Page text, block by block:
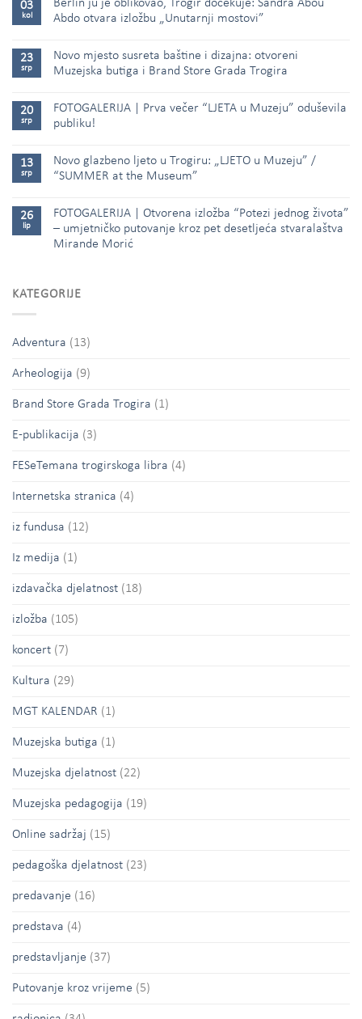
03
kol
Berlin ju je oblikovao, Trogir dočekuje: Sandra Abou
Abdo otvara izložbu „Unutarnji mostovi”
23
srp
Novo mjesto susreta baštine i dizajna: otvoreni
Muzejska butiga i Brand Store Grada Trogira
20
srp
FOTOGALERIJA | Prva večer “LJETA u Muzeju” oduševila
publiku!
13
srp
Novo glazbeno ljeto u Trogiru: „LJETO u Muzeju” /
“SUMMER at the Museum”
26
lip
FOTOGALERIJA | Otvorena izložba “Potezi jednog života”
– umjetničko putovanje kroz pet desetljeća stvaralaštva
Mirande Morić
KATEGORIJE
Adventura (13)
Arheologija (9)
Brand Store Grada Trogira (1)
E-publikacija (3)
FESeTemana trogirskoga libra (4)
Internetska stranica (4)
iz fundusa (12)
Iz medija (1)
izdavačka djelatnost (18)
izložba (105)
koncert (7)
Kultura (29)
MGT KALENDAR (1)
Muzejska butiga (1)
Muzejska djelatnost (22)
Muzejska pedagogija (19)
Online sadržaj (15)
pedagoška djelatnost (23)
predavanje (16)
predstava (4)
predstavljanje (37)
Putovanje kroz vrijeme (5)